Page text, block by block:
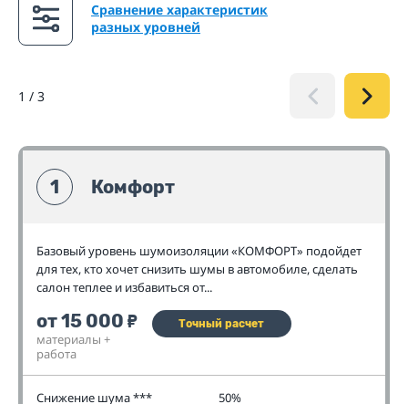
Сравнение характеристик
разных уровней
1 / 3
1 Комфорт
Базовый уровень шумоизоляции «КОМФОРТ» подойдет
для тех, кто хочет снизить шумы в автомобиле, сделать
салон теплее и избавиться от...
от 15 000 ₽
материалы +
работа
Точный расчет
Снижение шума ***
50%